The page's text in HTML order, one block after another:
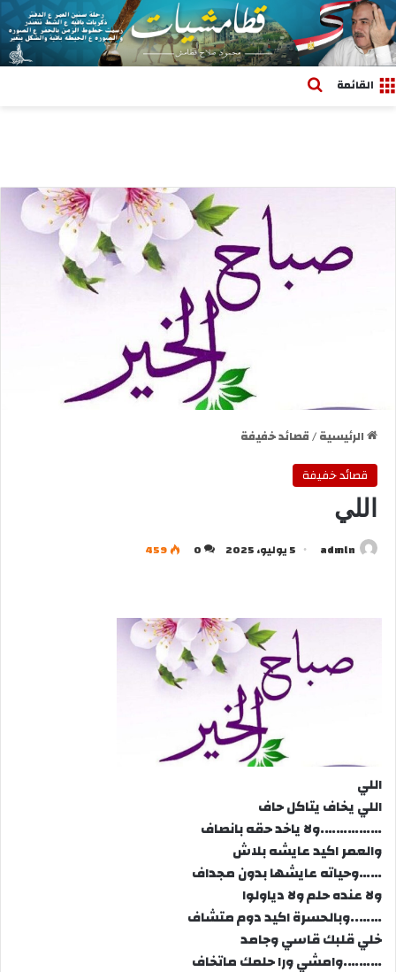
القائمة
الرئيسية/قصائد خفيفة
قصائد خفيفة
اللي
admln 5 يوليو، 2025 0
459
اللي
اللي يخاف يتاكل حاف
…………….ولا ياخد حقه بانصاف
والعمر اكيد عايشه بلاش
……وحياته عايشها بدون مجداف
ولا عنده حلم ولا دياولوا
……..وبالحسرة اكيد دوم متشاف
خلي قلبك قاسي وجامد
……….وامشي ورا حلمك ماتخاف